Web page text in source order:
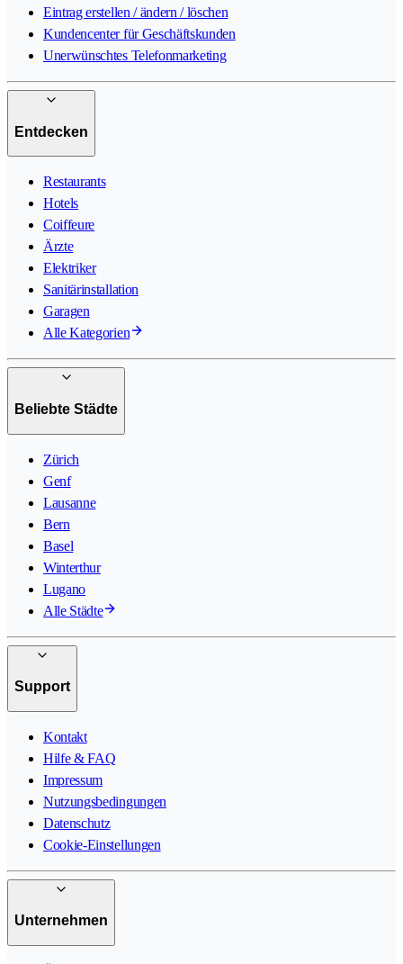
Eintrag erstellen / ändern / löschen
Kundencenter für Geschäftskunden
Unerwünschtes Telefonmarketing
Entdecken
Restaurants
Hotels
Coiffeure
Ärzte
Elektriker
Sanitärinstallation
Garagen
Alle Kategorien
Beliebte Städte
Zürich
Genf
Lausanne
Bern
Basel
Winterthur
Lugano
Alle Städte
Support
Kontakt
Hilfe & FAQ
Impressum
Nutzungsbedingungen
Datenschutz
Cookie-Einstellungen
Unternehmen